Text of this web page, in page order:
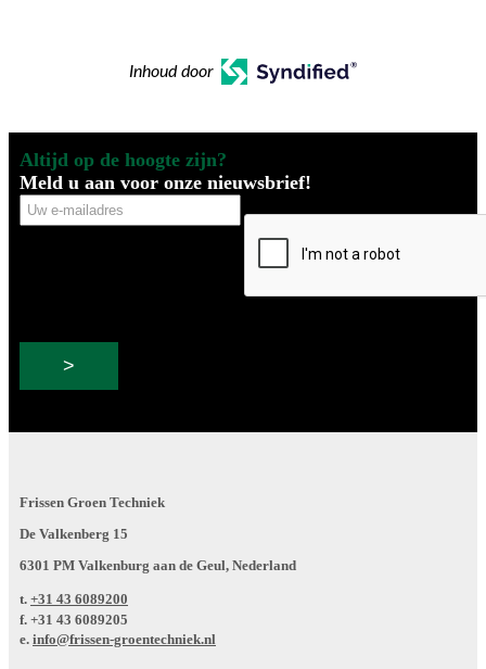
Inhoud door
Altijd op de hoogte zijn?
Meld u aan voor onze nieuwsbrief!
Uw
e-
Frissen Groen Techniek
De Valkenberg 15
6301 PM Valkenburg aan de Geul, Nederland
t. +31 43 6089200
f. +31 43 6089205
e. info@frissen-groentechniek.nl